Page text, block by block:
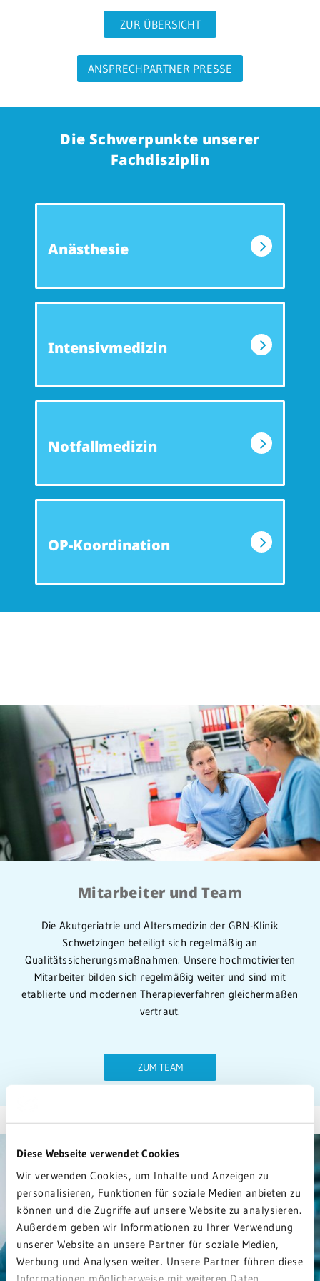
Diese Webseite verwendet Cookies
Wir verwenden Cookies, um Inhalte und Anzeigen zu
personalisieren, Funktionen für soziale Medien anbieten zu
können und die Zugriffe auf unsere Website zu analysieren.
Außerdem geben wir Informationen zu Ihrer Verwendung
unserer Website an unsere Partner für soziale Medien,
Werbung und Analysen weiter. Unsere Partner führen diese
ZUR ÜBERSICHT
ANSPRECHPARTNER PRESSE
Die Schwerpunkte unserer
Fachdisziplin
Anästhesie
Intensivmedizin
Notfallmedizin
OP-Koordination
Mitarbeiter und Team
Die Akutgeriatrie und Altersmedizin der GRN-Klinik
Schwetzingen beteiligt sich regelmäßig an
Qualitätssicherungsmaßnahmen. Unsere hochmotivierten
Mitarbeiter bilden sich regelmäßig weiter und sind mit
etablierte und modernen Therapieverfahren gleichermaßen
vertraut.
ZUM TEAM